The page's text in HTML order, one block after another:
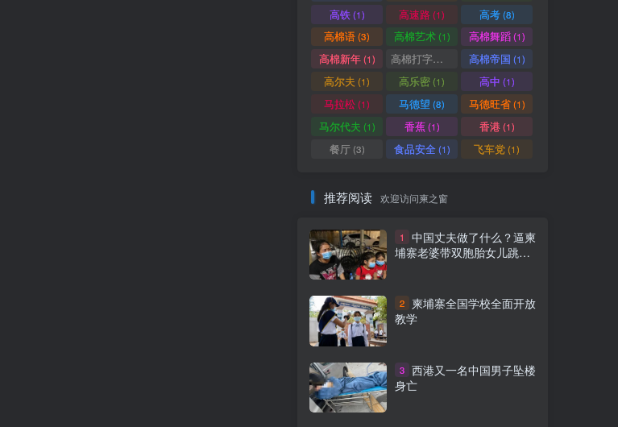
高铁(1) 高速路(1) 高考(8)
高棉语(3) 高棉艺术(1) 高棉舞蹈(1)
高棉新年(1) 高棉打字机 高棉帝国 (1)
高尔夫 (1) 高乐密 (1) 高中 (1)
马拉松(1) 马德望 (8) 马德旺省(1)
马尔代夫 (1) 香蕉(1) 香港(1)
餐厅(3) 食品安全(1) 飞车党(1)
推荐阅读 欢迎访问柬之窗
1
中国丈夫做了什么？逼柬
埔寨老婆带双胞胎女儿跳河
2
柬埔寨全国学校全面开放
教学
3 西港又一名中国男子坠楼
身亡